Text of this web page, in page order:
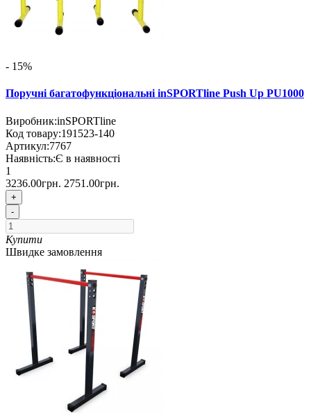
- 15%
Поручні багатофункціональні inSPORTline Push Up PU1000
Виробник:inSPORTline
Код товару:191523-140
Артикул:7767
Наявність:Є в наявності
1
3236.00грн. 2751.00грн.
+
-
Купити
Швидке замовлення